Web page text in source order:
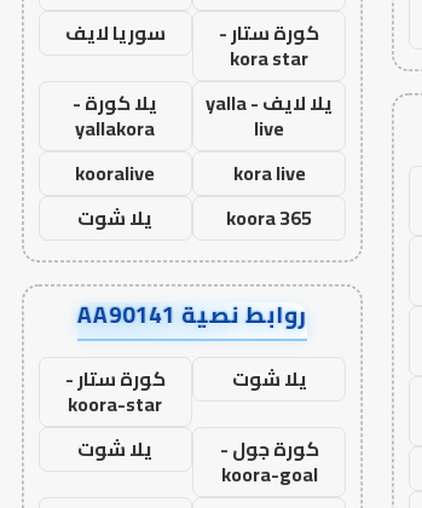
كورة ستار -
kora star
سوريا لايف
يلا لايف - yalla
live
يلا كورة -
yallakora
kora live
kooralive
koora 365
يلا شوت
روابط نصية AA90141
يلا شوت كورة ستار -
koora-star
كورة جول -
koora-goal
يلا شوت